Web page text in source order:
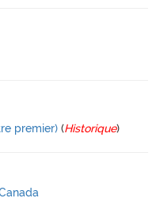
premier) (Historique)